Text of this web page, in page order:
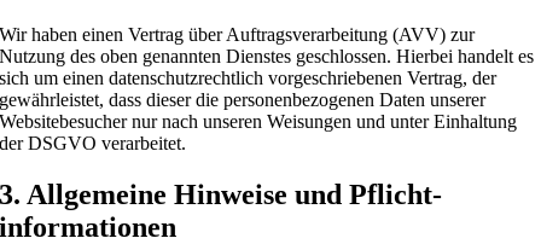
Wir haben einen Vertrag über Auftragsverarbeitung (AVV) zur
Nutzung des oben genannten Dienstes geschlossen. Hierbei handelt es
sich um einen datenschutzrechtlich vorgeschriebenen Vertrag, der
gewährleistet, dass dieser die personenbezogenen Daten unserer
Websitebesucher nur nach unseren Weisungen und unter Einhaltung
der DSGVO verarbeitet.
3. Allgemeine Hinweise und Pflicht­
informationen